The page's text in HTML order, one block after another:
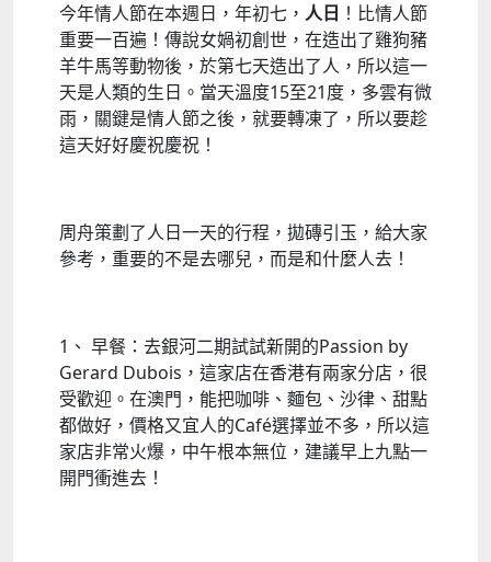
今年情人節在本週日，年初七， 人日 ！比情人節
重要一百遍！傳說女媧初創世，在造出了雞狗豬
羊牛馬等動物後，於第七天造出了人，所以這一
天是人類的生日。當天溫度15至21度，多雲有微
雨，關鍵是情人節之後，就要轉凍了，所以要趁
這天好好慶祝慶祝！
周舟策劃了人日一天的行程，拋磚引玉，給大家
參考，重要的不是去哪兒，而是和什麼人去！
1、 早餐：去銀河二期試試新開的Passion by
Gerard Dubois，這家店在香港有兩家分店，很
受歡迎。在澳門，能把咖啡、麵包、沙律、甜點
都做好，價格又宜人的Café選擇並不多，所以這
家店非常火爆，中午根本無位，建議早上九點一
開門衝進去！